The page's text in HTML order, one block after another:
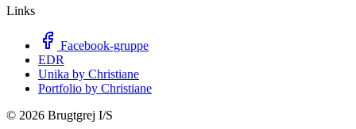
Links
Facebook-gruppe
EDR
Unika by Christiane
Portfolio by Christiane
© 2026 Brugtgrej I/S